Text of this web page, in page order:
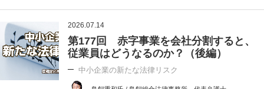
2026.07.14
第177回 赤字事業を会社分割すると、
従業員はどうなるのか？（後編）
中小企業の新たな法律リスク